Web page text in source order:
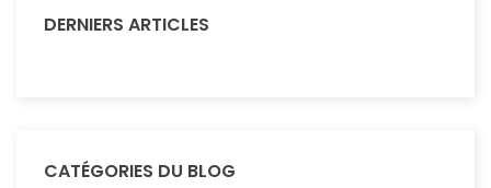
DERNIERS ARTICLES
CATÉGORIES DU BLOG